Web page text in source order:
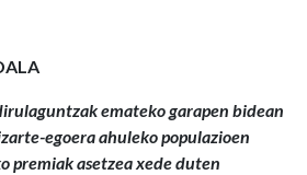
emateko garapen bidean
egoera ahuleko populazioen
premiak asetzea xede duten